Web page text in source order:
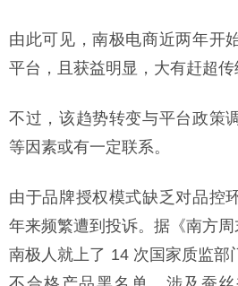
由此可见，南极电商近两年开
平台，且获益明显，大有赶超传
不过，该趋势转变与平台政策
等因素或有一定联系。
由于品牌授权模式缺乏对品控
年来频繁遭到投诉。据《南方周
南极人就上了 14 次国家质监部